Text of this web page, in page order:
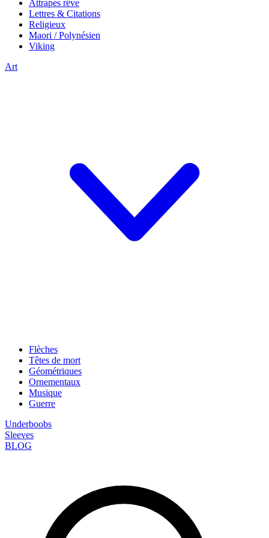
Attrapes rêve
Lettres & Citations
Religieux
Maori / Polynésien
Viking
Art
Flèches
Têtes de mort
Géométriques
Ornementaux
Musique
Guerre
Underboobs
Sleeves
BLOG